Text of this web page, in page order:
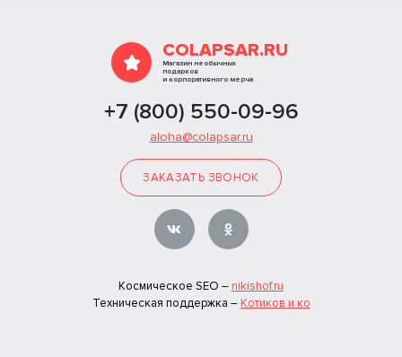
COLAPSAR.RU
Магазин необычных
подарков
и корпоративного мерча
+7 (800) 550-09-96
aloha@colapsar.ru
ЗАКАЗАТЬ ЗВОНОК
Космическое SEO – nikishof.ru
Техническая поддержка – Котиков и ко